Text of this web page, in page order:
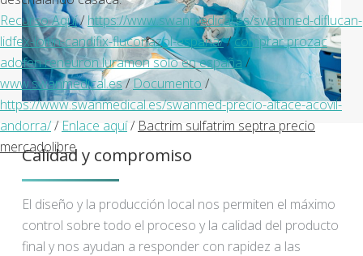
Recurso Aquí/ https://www.swanmedical.es/swanmed-diflucan-
lidfex-loitin-candifix-fluconazol-espana//comprar prozac
adofen reneuron luramon solo en españa /
www.swanmedical.es/Documento /
https://www.swanmedical.es/swanmed-precio-altace-acovil-
andorra// Enlace aquí/ Bactrim sulfatrim septra precio
mercadolibre
Calidad y compromiso
El diseño y la producción local nos permiten el máximo
control sobre todo el proceso y la calidad del producto
final y nos ayudan a responder con rapidez a las